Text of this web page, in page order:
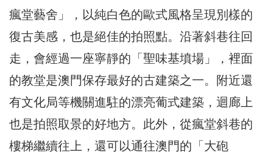
瘋堂藝舍」，以純白色的歐式風格呈現別樣的
復古美感，也是絕佳的拍照點。沿著斜巷往回
走，會經過一座寧靜的「聖味基墳場」，裡面
的教堂是澳門保存最好的古建築之一。附近還
有文化局等機關進駐的漂亮葡式建築，迴廊上
也是拍照取景的好地方。此外，從瘋堂斜巷的
樓梯繼續往上，還可以通往澳門的「大砲